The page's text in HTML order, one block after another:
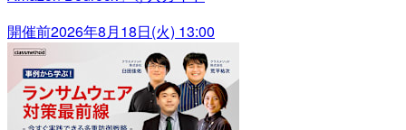
開催前2026年8月18日(火) 13:00